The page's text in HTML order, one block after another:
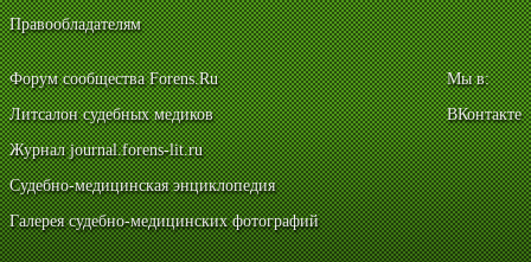
Правообладателям
Форум сообщества Forens.Ru
Литсалон судебных медиков
Журнал journal.forens-lit.ru
Судебно-медицинская энциклопедия
Галерея судебно-медицинских фотографий
Мы в:
ВКонтакте